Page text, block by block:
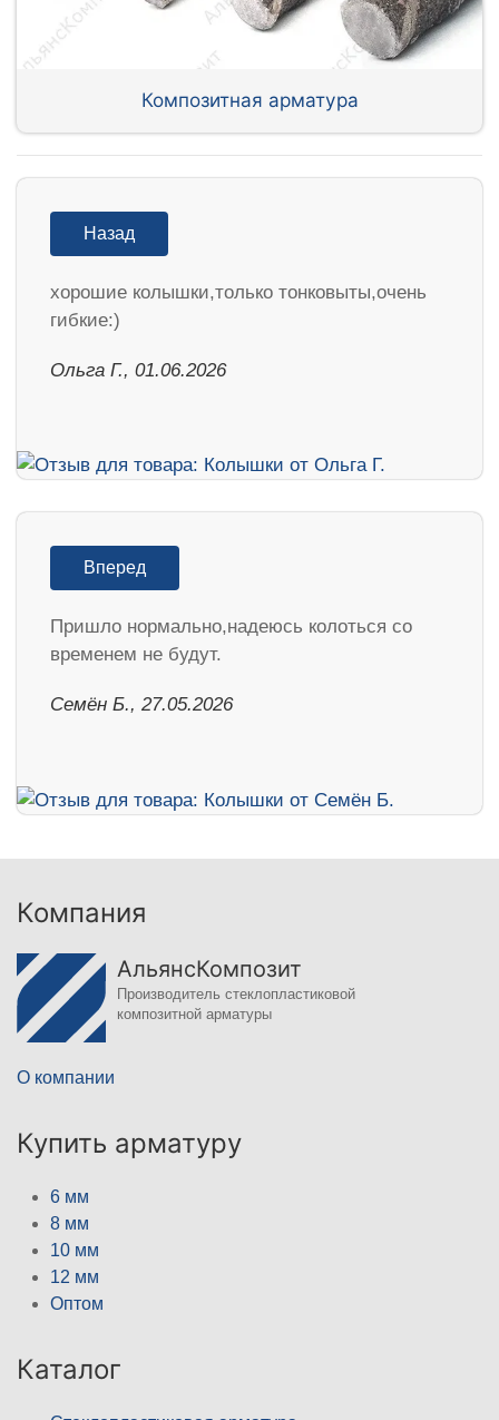
Композитная арматура
Назад
хорошие колышки,только тонковыты,очень
гибкие:)
Ольга Г., 01.06.2026
Вперед
Пришло нормально,надеюсь колоться со
временем не будут.
Семён Б., 27.05.2026
Компания
АльянсКомпозит
Производитель стеклопластиковой
композитной арматуры
О компании
Купить арматуру
6 мм
8 мм
10 мм
12 мм
Оптом
Каталог